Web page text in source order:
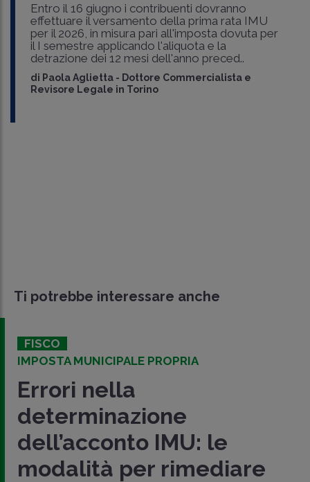
Entro il 16 giugno i contribuenti dovranno
effettuare il versamento della prima rata IMU
per il 2026, in misura pari all'imposta dovuta per
il I semestre applicando l'aliquota e la
detrazione dei 12 mesi dell'anno preced..
di Paola Aglietta - Dottore Commercialista e
Revisore Legale in Torino
Ti potrebbe interessare anche
FISCO
IMPOSTA MUNICIPALE PROPRIA
Errori nella
determinazione
dell’acconto IMU: le
modalità per rimediare